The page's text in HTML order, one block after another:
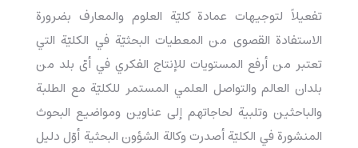
تفعيلاً لتوجيهات عمادة کليّة العلوم والمعارف بضرورة
الاستفادة القصوی من المعطيات البحثيّة في الکليّة التي
تعتبر من أرفع المستويات للإنتاج الفکري في أیّ بلد من
بلدان العالم والتواصل العلمي المستمر للکليّة مع الطلبة
والباحثين وتلبية لحاجاتهم إلی عناوين ومواضيع البحوث
المنشورة في الکليّة أصدرت وکالة الشؤون البحثية أوّل دليل